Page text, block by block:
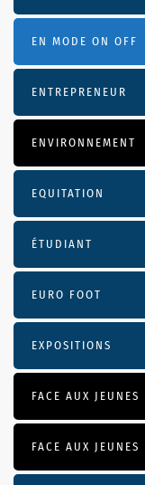
EN MODE ON OFF
ENTREPRENEUR
ENVIRONNEMENT
EQUITATION
ÉTUDIANT
EURO FOOT
EXPOSITIONS
FACE AUX JEUNES
FACE AUX JEUNES